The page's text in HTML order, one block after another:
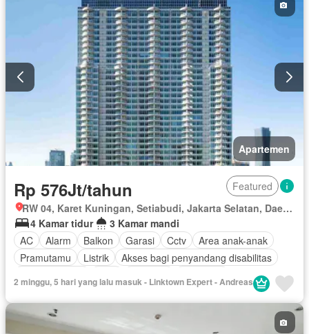
Apartemen
Rp 576Jt/tahun
Featured
RW 04, Karet Kuningan, Setiabudi, Jakarta Selatan, Daerah Khusus Ibukota Jakarta
4 Kamar tidur
3 Kamar mandi
AC
Alarm Balkon Garasi Cctv
Area anak-anak
Pramutamu
Listrik
Akses bagi penyandang disabilitas
Pemandangan panorama
Secure parking
Spa
Televisi
Keamanan 24 jam
Tangki air
2 minggu, 5 hari yang lalu masuk - Linktown Expert - Andreas